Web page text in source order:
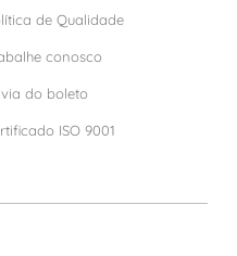
de Qualidade
conosco
via do boleto
ISO 9001